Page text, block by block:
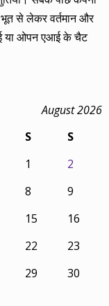
भूत से लेकर वर्तमान और
या ओपन एआई के चैट
August 2026
S
S
1
2
8
9
15
16
22
23
29
30